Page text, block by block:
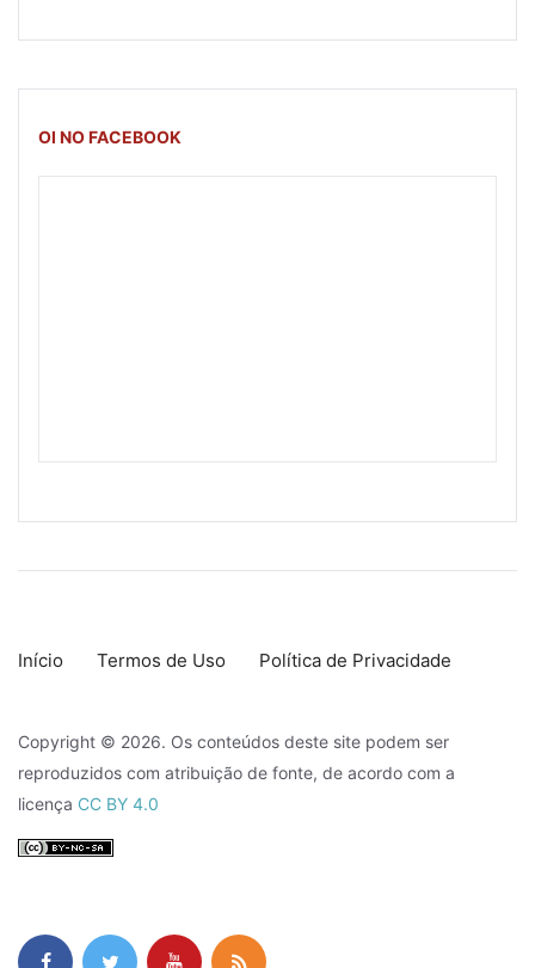
OI NO FACEBOOK
Início Termos de Uso Política de Privacidade
Copyright © 2026. Os conteúdos deste site podem ser
reproduzidos com atribuição de fonte, de acordo com a
licença CC BY 4.0